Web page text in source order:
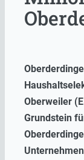
Oberweiler
Grundstein